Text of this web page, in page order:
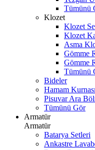
Tümünü
Klozet
Klozet
Klozet
Asma
Gömme
Gömme
Tümünü
Bideler
Hamam Kurnası
Pisuvar Ara
Tümünü Gör
Armatür
Armatür
Batarya Setleri
Ankastre